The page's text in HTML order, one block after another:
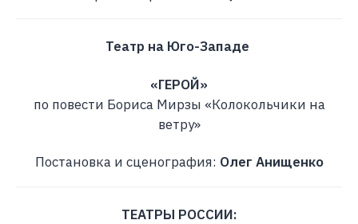
Театр на Юго-Западе
«ГЕРОЙ»
по повести Бориса Мирзы «Колокольчики на
ветру»
Постановка и сценография: Олег Анищенко
ТЕАТРЫ РОССИИ: